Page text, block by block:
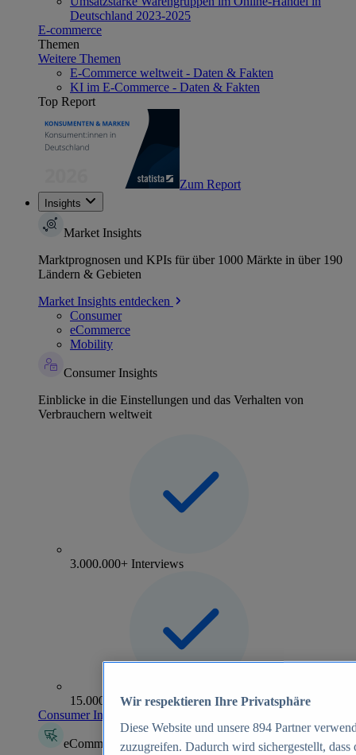
Deutschland 2023-2025
E-commerce
Themen
Weitere Themen
E-Commerce weltweit - Daten & Fakten
KI im E-Commerce - Daten & Fakten
Top Report
Zum Report
Insights
Market Insights
Marktprognosen und KPIs für über 1000 Märkte in über 190
Ländern & Gebieten
Market Insights entdecken
Consumer
eCommerce
Mobility
Consumer Insights
Einblicke in die Einstellungen und das Verhalten von
Verbrauchern weltweit
3.000.000+ Interviews
15.000+ Marken
Consumer Insights entdecken
eCommerce Insights
Wir respektieren Ihre Privatsphäre
Diese Website und unsere 894 Partner
zuzugreifen. Dadurch wird sichergestellt,